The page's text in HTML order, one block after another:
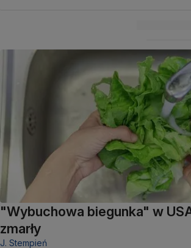
"Wybuchowa biegunka" w
zmarły
J. Stempień